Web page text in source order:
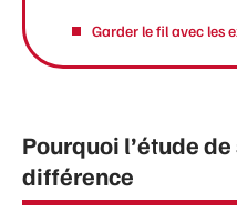
Garder le fil avec les
Pourquoi l’étude
différence